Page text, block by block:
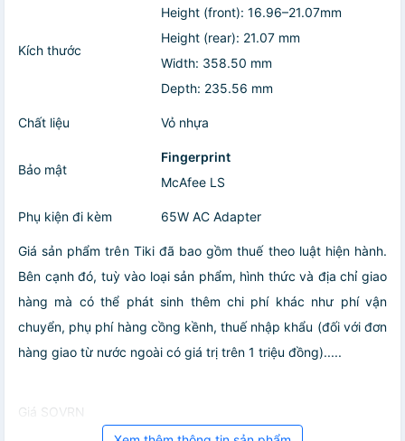
Kích thước
Height (front): 16.96–21.07mm
Height (rear): 21.07 mm
Width: 358.50 mm
Depth: 235.56 mm
Chất liệu Vỏ nhựa
Bảo mật
Fingerprint
McAfee LS
Phụ kiện đi kèm 65W AC Adapter
Giá sản phẩm trên Tiki đã bao gồm thuế theo luật hiện hành.
Bên cạnh đó, tuỳ vào loại sản phẩm, hình thức và địa chỉ giao
hàng mà có thể phát sinh thêm chi phí khác như phí vận
chuyển, phụ phí hàng cồng kềnh, thuế nhập khẩu (đối với đơn
hàng giao từ nước ngoài có giá trị trên 1 triệu đồng).....
Giá SOVRN